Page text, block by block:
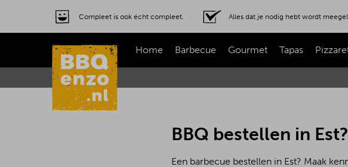
Compleet is ook écht compleet. Alles dat je nodig hebt wordt
Home Barbecue Gourmet Tapas
BBQ bestellen in Est?
Een barbecue bestellen in Est? Maak